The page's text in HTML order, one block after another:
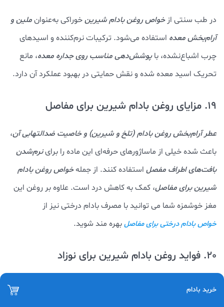
در طب سنتی ازخواص روغن بادام شيرينخوراکی به‌عنوانملین و
آرام‌بخش معده استفاده می‌شود. ترکیبات نرم‌کننده و اسیدهای
چرب اشباع‌نشده، باپوشش‌دهی مناسب روی جداره معده، مانع
تحریک اسید معده شده و نقش حمایتی در بهبود عملکرد آن دارد.
19. مزایای روغن بادام شیرین برای مفاصل
عطر آرام‌بخش روغن بادام (تلخ و شیرین) و خاصیت ضدالتهابی آن،
باعث شده خیلی از ماساژورهای حرفه‌ای این ماده را براینرم‌شدن
بافت‌های اطراف مفصل استفاده کنند. از جملهخواص روغن بادام
شيرينبرای مفاصل، کمک به کاهش درد است. علاوه بر روغن این
مغز خوشمزه شما می توانید با مصرف بادام درختی نیز از
خواص بادام درختی برای مفاصلبهره مند شوید.
20. فواید روغن بادام شيرين برای نوزاد
خرید بادام